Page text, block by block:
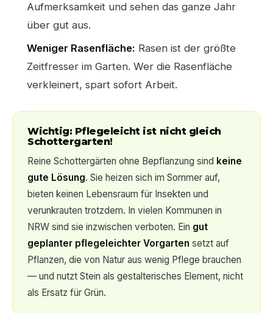
Aufmerksamkeit und sehen das ganze Jahr
über gut aus.
Weniger Rasenfläche: Rasen ist der größte
Zeitfresser im Garten. Wer die Rasenfläche
verkleinert, spart sofort Arbeit.
Wichtig: Pflegeleicht ist nicht gleich
Schottergarten!
Reine Schottergärten ohne Bepflanzung sind keine
gute Lösung. Sie heizen sich im Sommer auf,
bieten keinen Lebensraum für Insekten und
verunkrauten trotzdem. In vielen Kommunen in
NRW sind sie inzwischen verboten. Ein gut
geplanter pflegeleichter Vorgarten setzt auf
Pflanzen, die von Natur aus wenig Pflege brauchen
— und nutzt Stein als gestalterisches Element, nicht
als Ersatz für Grün.